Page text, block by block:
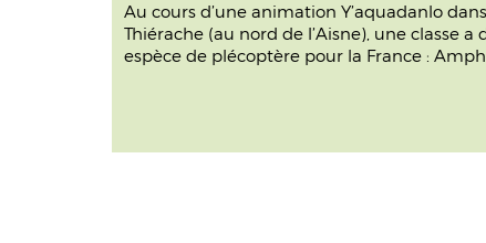
Au cours d’une animation Y’aquadanlo
Thiérache (au nord de l’Aisne), une classe
espèce de plécoptère pour la France :